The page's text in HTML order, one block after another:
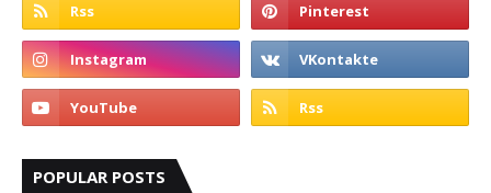
POPULAR POSTS